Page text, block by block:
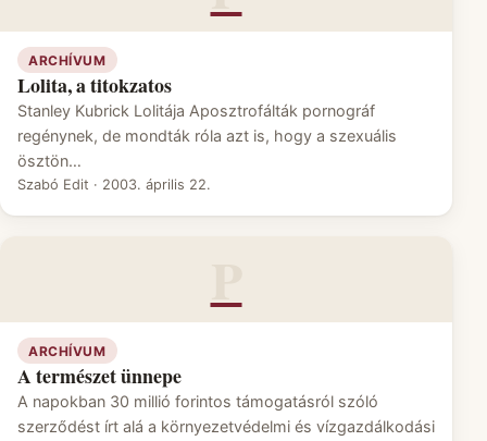
ARCHÍVUM
Lolita, a titokzatos
Stanley Kubrick Lolitája Aposztrofálták pornográf
regénynek, de mondták róla azt is, hogy a szexuális
ösztön…
Szabó Edit · 2003. április 22.
ARCHÍVUM
A természet ünnepe
A napokban 30 millió forintos támogatásról szóló
szerződést írt alá a környezetvédelmi és vízgazdálkodási